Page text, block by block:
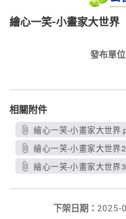
繪心一笑-小畫家大世界
發布單位
相關附件
繪心一笑-小畫家大世界
繪心一笑-小畫家大世界
繪心一笑-小畫家大世界
下架日期： 2025-